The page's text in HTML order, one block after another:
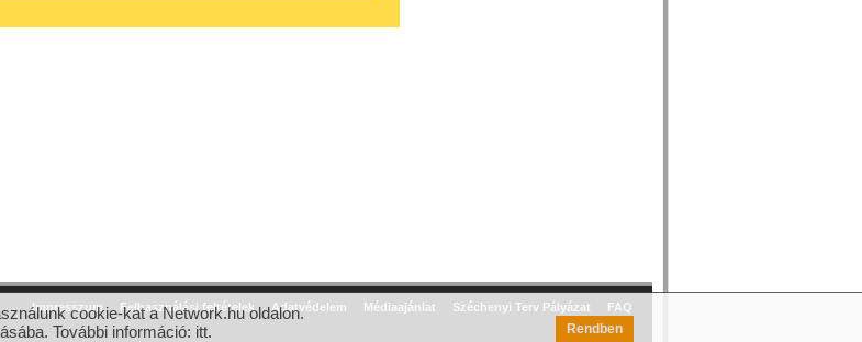
Impresszum Felhasználási feltételek Adatvédelem Médiaajánlat Széchenyi Terv Pályázat FAQ
cookie-kat a Network.hu oldalon.
További információ: itt. Rendben